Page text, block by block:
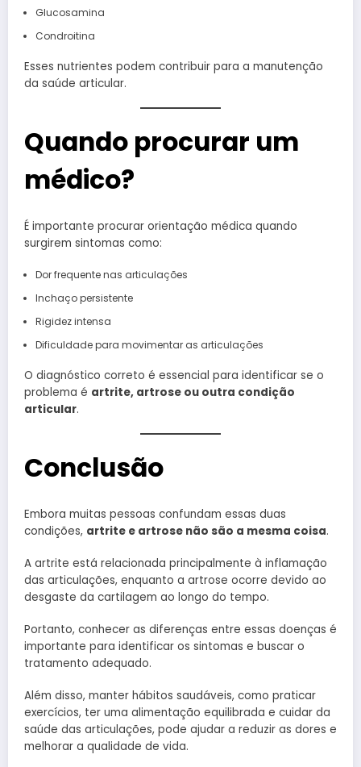
Glucosamina
Condroitina
Esses nutrientes podem contribuir para a manutenção
da saúde articular.
Quando procurar um
médico?
É importante procurar orientação médica quando
surgirem sintomas como:
Dor frequente nas articulações
Inchaço persistente
Rigidez intensa
Dificuldade para movimentar as articulações
O diagnóstico correto é essencial para identificar se o
problema é artrite, artrose ou outra condição
articular.
Conclusão
Embora muitas pessoas confundam essas duas
condições, artrite e artrose não são a mesma coisa.
A artrite está relacionada principalmente à inflamação
das articulações, enquanto a artrose ocorre devido ao
desgaste da cartilagem ao longo do tempo.
Portanto, conhecer as diferenças entre essas doenças é
importante para identificar os sintomas e buscar o
tratamento adequado.
Além disso, manter hábitos saudáveis, como praticar
exercícios, ter uma alimentação equilibrada e cuidar da
saúde das articulações, pode ajudar a reduzir as dores e
melhorar a qualidade de vida.